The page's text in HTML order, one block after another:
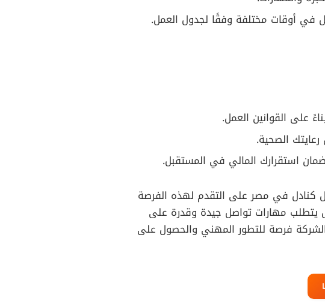
في أوقات مختلفة وفقًا لجدول العمل.
على القوانين العمل.
الصحية.
استقرارك المالي في المستقبل.
كنادل في مصر على التقدم لهذه الفرصة
يتطلب مهارات تواصل جيدة وقدرة على
فرصة للتطور المهني والحصول على